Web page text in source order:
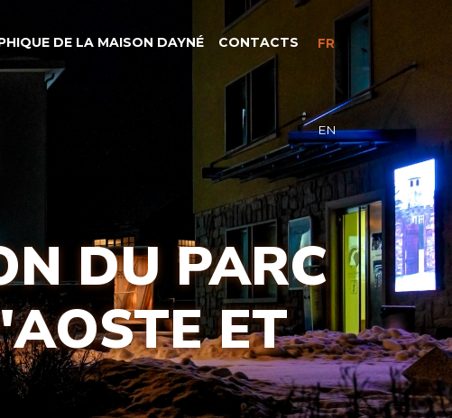
DE LA MAISON DAYNÉ CONTACTS FR
EN
DU PARC
ET